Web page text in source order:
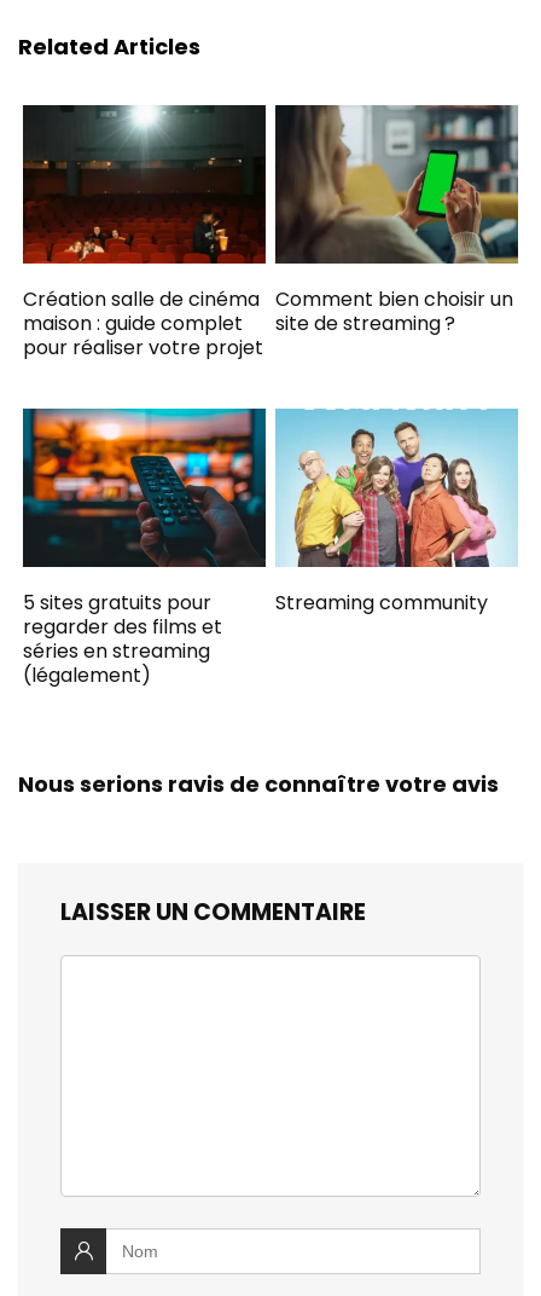
Related Articles
Création salle de cinéma
maison : guide complet
pour réaliser votre projet
Comment bien choisir un
site de streaming ?
5 sites gratuits pour
regarder des films et
séries en streaming
(légalement)
Streaming community
Nous serions ravis de connaître votre avis
LAISSER UN COMMENTAIRE